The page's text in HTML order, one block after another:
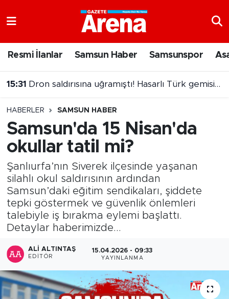
Resmi İlanlar Samsun Haber Samsunspor
15:31 Dron saldırısına uğramıştı! Hasarlı Türk gemisi Samsun'a getirildi
15:14 Fenerbahçe'den sürpriz kaleci hamlesi
HABERLER SAMSUN HABER
Samsun'da 15 Nisan'da
okullar tatil mi?
Şanlıurfa’nın Siverek ilçesinde yaşanan
silahlı okul saldırısının ardından
Samsun’daki eğitim sendikaları, şiddete
tepki göstermek ve güvenlik önlemleri
talebiyle iş bırakma eylemi başlattı.
Detaylar haberimizde...
ALI ALTINTAŞ
EDITÖR
15.04.2026 - 09:33
YAYINLANMA
Samsun Namaz Vakitleri
Süper Lig Puan Durumu ve Fikstür
Tüm Manşetler
Son Dakika Haberleri
Haber Arşivi